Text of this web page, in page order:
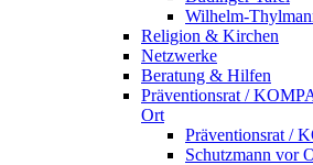
Wilhelm-
Religion & Kirchen
Netzwerke
Beratung & Hilfen
Präventionsrat /
Ort
Präventionsrat /
Schutzmann vor